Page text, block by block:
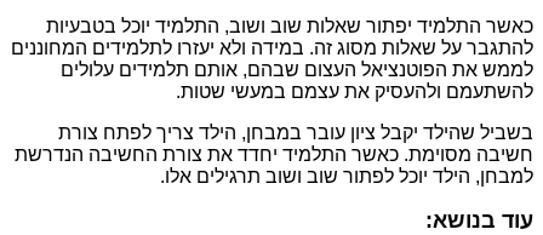
כאשר התלמיד יפתור שאלות שוב ושוב, התלמיד יוכל בטבעיות
להתגבר על שאלות מסוג זה. במידה ולא יעזרו לתלמידים המחוננים
לממש את הפוטנציאל העצום שבהם, אותם תלמידים עלולים
להשתעמם ולהעסיק את עצמם במעשי שטות.
בשביל שהילד יקבל ציון עובר במבחן, הילד צריך לפתח צורת
חשיבה מסוימת. כאשר התלמיד יחדד את צורת החשיבה הנדרשת
למבחן, הילד יוכל לפתור שוב ושוב תרגילים אלו.
עוד בנושא: